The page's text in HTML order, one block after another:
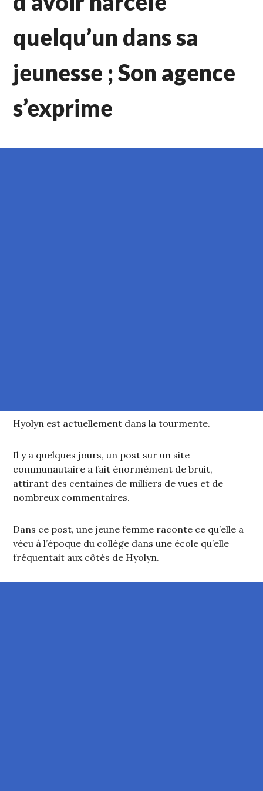
quelqu’un dans sa
jeunesse ; Son agence
s’exprime
Hyolyn est actuellement dans la tourmente.
Il y a quelques jours, un post sur un site
communautaire a fait énormément de bruit,
attirant des centaines de milliers de vues et de
nombreux commentaires.
Dans ce post, une jeune femme raconte ce qu’elle a
vécu à l’époque du collège dans une école qu’elle
fréquentait aux côtés de Hyolyn.